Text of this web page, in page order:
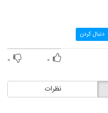
دنبال کردن
۰ ۰
نظرات